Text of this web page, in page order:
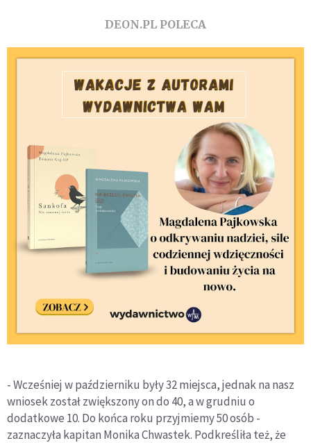
DEON.PL POLECA
- Wcześniej w październiku były 32 miejsca, jednak na nasz
wniosek został zwiększony on do 40, a w grudniu o
dodatkowe 10. Do końca roku przyjmiemy 50 osób -
zaznaczyła kapitan Monika Chwastek. Podkreśliła też, że